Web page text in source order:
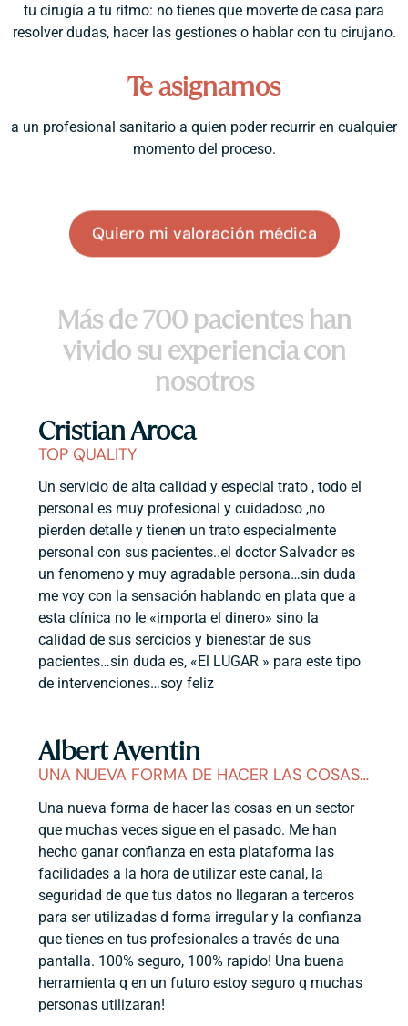
tu cirugía a tu ritmo: no tienes que moverte de casa para
resolver dudas, hacer las gestiones o hablar con tu cirujano.
Te asignamos
a un profesional sanitario a quien poder recurrir en cualquier
momento del proceso.
Quiero mi valoración médica
Más de 700 pacientes han
vivido su experiencia con
nosotros
Cristian Aroca
TOP QUALITY
Un servicio de alta calidad y especial trato , todo el
personal es muy profesional y cuidadoso ,no
pierden detalle y tienen un trato especialmente
personal con sus pacientes..el doctor Salvador es
un fenomeno y muy agradable persona…sin duda
me voy con la sensación hablando en plata que a
esta clínica no le «importa el dinero» sino la
calidad de sus sercicios y bienestar de sus
pacientes…sin duda es, «El LUGAR » para este tipo
de intervenciones…soy feliz
Albert Aventin
UNA NUEVA FORMA DE HACER LAS COSAS…
Una nueva forma de hacer las cosas en un sector
que muchas veces sigue en el pasado. Me han
hecho ganar confianza en esta plataforma las
facilidades a la hora de utilizar este canal, la
seguridad de que tus datos no llegaran a terceros
para ser utilizadas d forma irregular y la confianza
que tienes en tus profesionales a través de una
pantalla. 100% seguro, 100% rapido! Una buena
herramienta q en un futuro estoy seguro q muchas
personas utilizaran!